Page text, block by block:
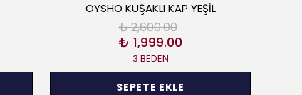
OYSHO KUŞAKLI KAP YEŞİL
₺ 2,600.00
₺ 1,999.00
3 BEDEN
SEPETE EKLE